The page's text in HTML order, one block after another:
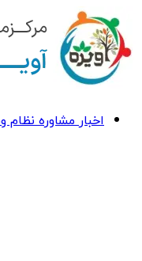
اخبار مشاوره نظام